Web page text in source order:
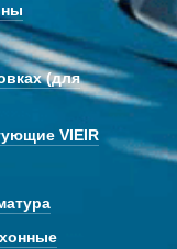
(для
VIEIR